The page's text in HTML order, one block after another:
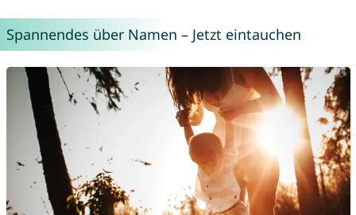
Spannendes über Namen – Jetzt eintauchen